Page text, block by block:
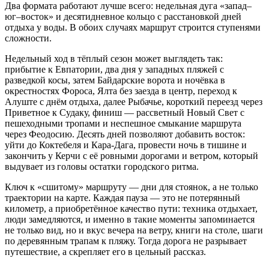
Два формата работают лучше всего: недельная дуга «запад–
юг–восток» и десятидневное кольцо с расстановкой дней
отдыха у воды. В обоих случаях маршрут строится ступенями
сложности.
Недельный ход в тёплый сезон может выглядеть так:
прибытие к Евпатории, два дня у западных пляжей с
разведкой косы, затем Байдарские ворота и ночёвка в
окрестностях Фороса, Ялта без заезда в центр, переход к
Алуште с днём отдыха, далее Рыбачье, короткий переезд через
Приветное к Судаку, финиш — рассветный Новый Свет с
пешеходными тропами и неспешное смыкание маршрута
через Феодосию. Десять дней позволяют добавить восток:
уйти до Коктебеля и Кара-Дага, провести ночь в тишине и
закончить у Керчи с её ровными дорогами и ветром, который
выдувает из головы остатки городского ритма.
Ключ к «сшитому» маршруту — дни для стоянок, а не только
траектории на карте. Каждая пауза — это не потерянный
километр, а приобретённое качество пути: техника отдыхает,
люди замедляются, и именно в такие моменты запоминается
не только вид, но и вкус вечера на ветру, книги на столе, шаги
по деревянным трапам к пляжу. Тогда дорога не разрывает
путешествие, а скрепляет его в цельный рассказ.